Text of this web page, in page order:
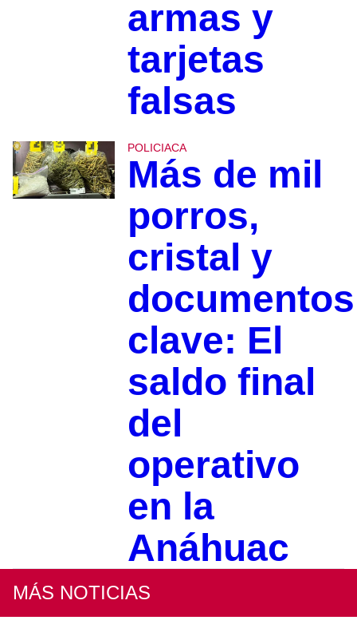
armas y
tarjetas
falsas
POLICIACA
Más de mil
porros,
cristal y
documentos
clave: El
saldo final
del
operativo
en la
Anáhuac
MÁS NOTICIAS